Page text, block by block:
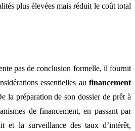
plus élevées mais réduit le coût total
pas de conclusion formelle, il fournit
essentielles au financement
la préparation de son dossier de prêt à
de financement, en passant par
et la surveillance des taux d’intérêt,